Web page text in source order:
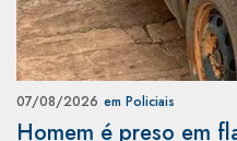
07/08/2026 em Policiais
Homem é preso em